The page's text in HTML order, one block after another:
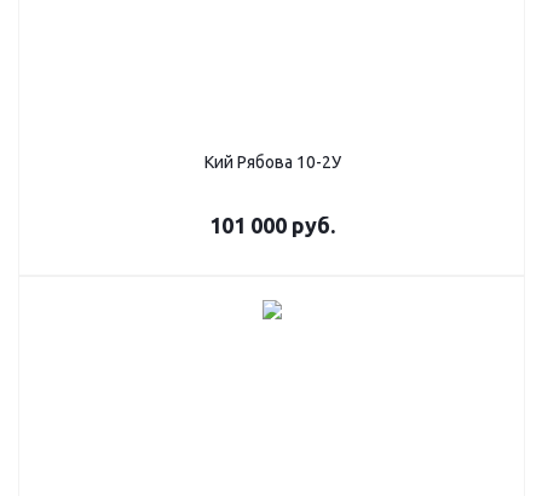
Кий Рябова 10-2У
101 000 руб.